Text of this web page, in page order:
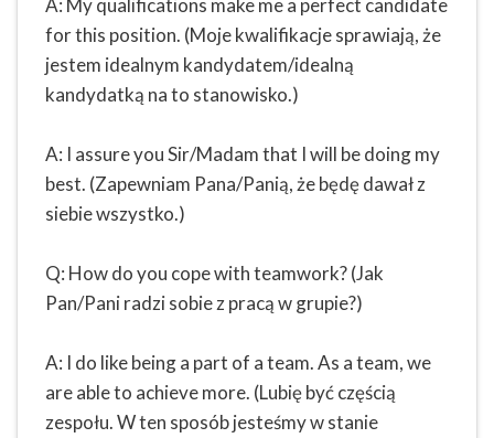
for this position. (Moje kwalifikacje sprawiają, że
jestem idealnym kandydatem/idealną
kandydatką na to stanowisko.)
A: I assure you Sir/Madam that I will be doing my
best. (Zapewniam Pana/Panią, że będę dawał z
siebie wszystko.)
Q: How do you cope with teamwork? (Jak
Pan/Pani radzi sobie z pracą w grupie?)
A: I do like being a part of a team. As a team, we
are able to achieve more. (Lubię być częścią
zespołu. W ten sposób jesteśmy w stanie